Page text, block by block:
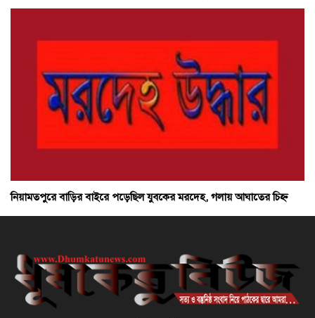
নিয়ামতপুরে বাড়ির বাইরে পড়েছিল যুবকের মরদেহ, গলায় আঘাতের চিহ্ন